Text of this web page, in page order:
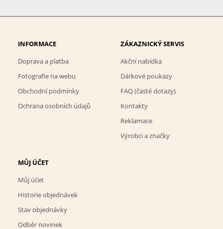
INFORMACE
Doprava a platba
Fotografie na webu
Obchodní podmínky
Ochrana osobních údajů
ZÁKAZNICKÝ SERVIS
Akční nabídka
Dárkové poukazy
FAQ (časté dotazy)
Kontakty
Reklamace
Výrobci a značky
MŮJ ÚČET
Můj účet
Historie objednávek
Stav objednávky
Odběr novinek